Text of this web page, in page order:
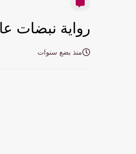
رواية نبضات
منذ بضع سنوات